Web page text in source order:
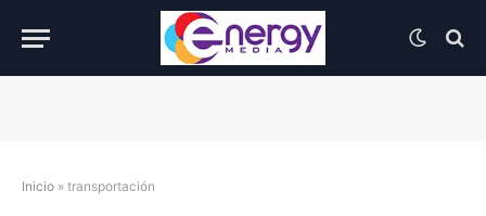
Inicio » transportación